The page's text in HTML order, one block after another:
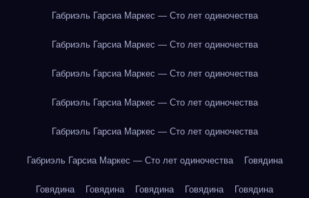
Габриэль Гарсиа Маркес — Сто лет одиночества
Габриэль Гарсиа Маркес — Сто лет одиночества
Габриэль Гарсиа Маркес — Сто лет одиночества
Габриэль Гарсиа Маркес — Сто лет одиночества
Габриэль Гарсиа Маркес — Сто лет одиночества
Габриэль Гарсиа Маркес — Сто лет одиночества Говядина
Говядина Говядина Говядина Говядина Говядина